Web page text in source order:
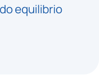
equilibrio